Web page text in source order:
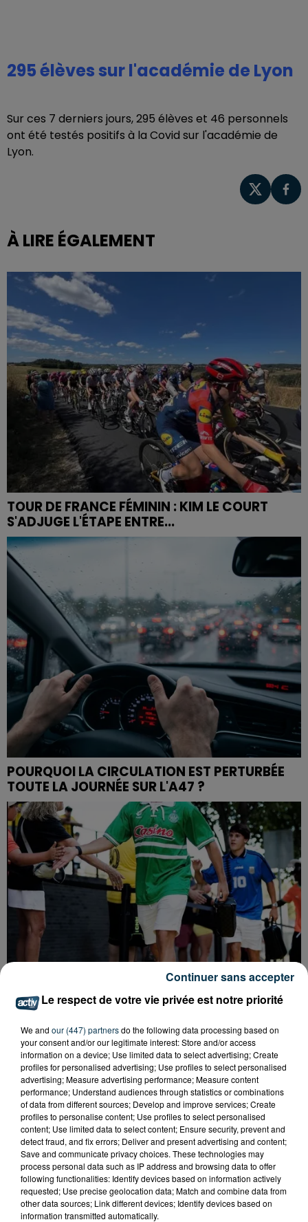
295 élèves sur l'académie de Lyon
Sur ces 7 derniers jours, 295 élèves et 46 personnels
ont été testés positifs à la Covid sur l'académie de
Lyon.
À LIRE ÉGALEMENT
TOUR DE FRANCE FÉMININ : KIM LE COURT
S'ADJUGE L'ÉTAPE ENTRE...
POURQUOI LA CIRCULATION EST PERTURBÉE
TOUTE LA JOURNÉE SUR L'A47 ?
QUI EST CET ANCIEN VERT QUI DÉBARQUE
AVEC LE MAILLOT DE L'ASSE DANS...
Le respect de votre vie privée est notre priorité
We and our (447) partnersdo the following data processing based on
your consent and/or our legitimate interest: Store and/or access
information on a device; Use limited data to select advertising; Create
profiles for personalised advertising; Use profiles to select personalised
advertising; Measure advertising performance; Measure content
performance; Understand audiences through statistics or combinations
of data from different sources; Develop and improve services; Create
profiles to personalise content; Use profiles to select personalised
content; Use limited data to select content; Ensure security, prevent and
detect fraud, and fix errors; Deliver and present advertising and content;
Save and communicate privacy choices. These technologies may
process personal data such as IP address and browsing data to offer
following functionalities: Identify devices based on information actively
requested; Use precise geolocation data; Match and combine data from
other data sources; Link different devices; Identify devices based on
information transmitted automatically.
Continuer sans accepter